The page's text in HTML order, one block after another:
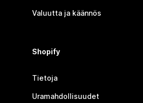
Valuutta ja käännös
Shopify
Tietoja
Uramahdollisuudet